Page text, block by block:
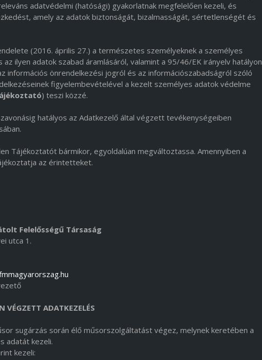
adatvédelmi (hatósági) gyakorlatnak megfelelően kezeli, és
amely az adatok biztonságát, bizalmasságát, sértetlenségét és
(2016. április 27.) a természetes személyeknek a személyes
ilyen adatok szabad áramlásáról, valamint a 95/46/EK irányelv hatályon
információs önrendelkezési jogról és az információszabadságról szóló
figyelembevételével a kezelt személyes adatok védelme
) teszi közzé.
hatályos az Adatkezelő által végzett tevékenységeiben
Tájékoztatót bármikor, egyoldalúan megváltoztassa. Amennyiben a
az érintetteket.
Felelősségű Társaság
1.
VÉGZETT ADATKEZELÉS
sugárzás során élő műsorszolgáltatást végez, melynek keretében a
adatát kezeli.
kezeli: